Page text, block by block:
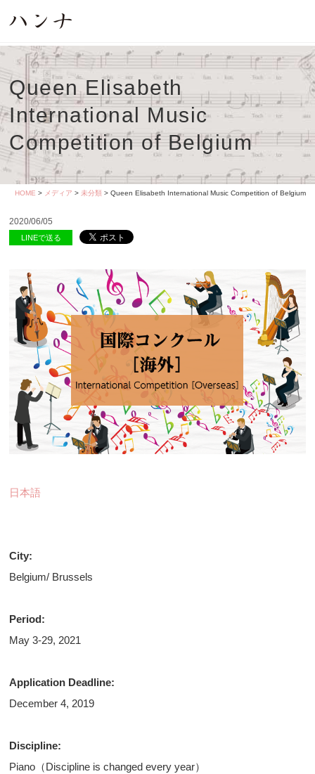
Queen Elisabeth
International Music
Competition of Belgium
HOME > メディア > 未分類> Queen Elisabeth International Music Competition of Belgium
2020/06/05
LINEで送る
日本語
City:
Belgium/ Brussels
Period:
May 3-29, 2021
Application Deadline:
December 4, 2019
Discipline:
Piano（Discipline is changed every year）